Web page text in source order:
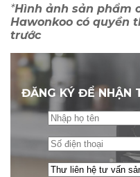
*Hình ảnh sản phẩm
Hawonkoo có quyền
trước
ĐĂNG KÝ ĐỂ NHẬN